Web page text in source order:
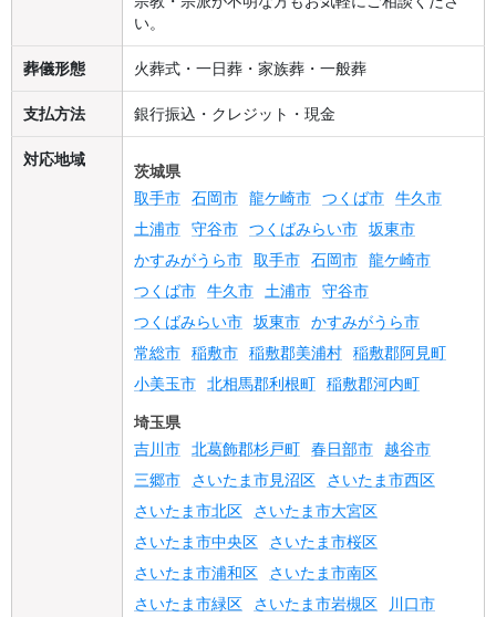
い。
葬儀形態 火葬式・一日葬・家族葬・一般葬
支払方法 銀行振込・クレジット・現金
対応地域
茨城県
取手市 石岡市 龍ケ崎市 つくば市 牛久市
土浦市 守谷市 つくばみらい市 坂東市
かすみがうら市 取手市 石岡市 龍ケ崎市
つくば市 牛久市 土浦市 守谷市
つくばみらい市 坂東市 かすみがうら市
常総市 稲敷市 稲敷郡美浦村 稲敷郡阿見町
小美玉市 北相馬郡利根町 稲敷郡河内町
埼玉県
吉川市 北葛飾郡杉戸町 春日部市 越谷市
三郷市 さいたま市見沼区 さいたま市西区
さいたま市北区 さいたま市大宮区
さいたま市中央区 さいたま市桜区
さいたま市浦和区 さいたま市南区
さいたま市緑区 さいたま市岩槻区
川口市